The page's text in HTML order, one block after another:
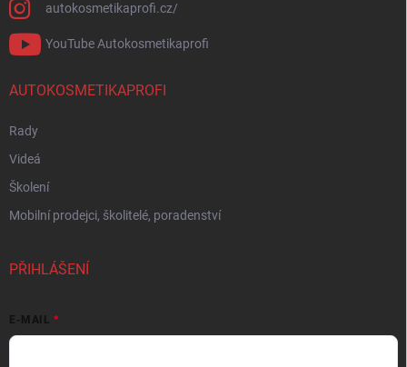
autokosmetikaprofi.cz/
YouTube Autokosmetikaprofi
AUTOKOSMETIKAPROFI
Rady
Videá
Školení
Mobilní prodejci, školitelé, poradenství
PŘIHLÁŠENÍ
E-MAIL